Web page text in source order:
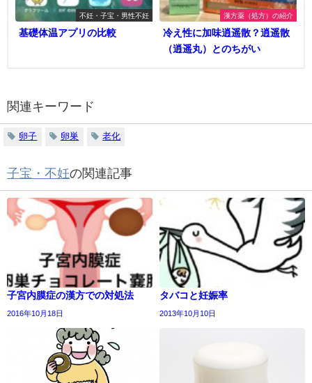
不妊・子宝・男性不妊
基礎体温アプリの比較
漢方薬（処方）の紹介
冷え性に加味逍遥散？逍遥散
（逍遥丸）とのちがい
関連キーワード
卵子 卵巣 老化
子宝・不妊の関連記事
子宮内膜症の漢方での対処法
2016年10月18日
タバコと妊娠率
2013年10月10日